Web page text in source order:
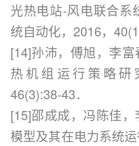
光热电站-风电联合系
统自动化，2016，
[14]孙沛，傅旭，李
热机组运行策略研
46(3):38-43．
[15]邵成成，冯陈佳
模型及其在电力系统